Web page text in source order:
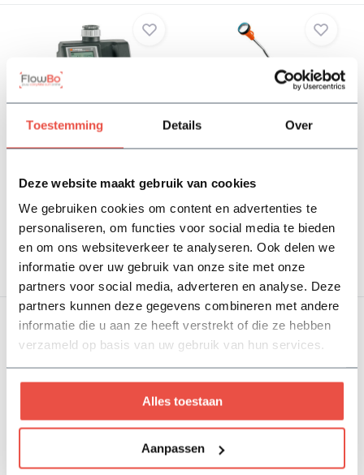
Toestemming Details Over
Deze website maakt gebruik van cookies
We gebruiken cookies om content en advertenties te
personaliseren, om functies voor social media te bieden
en om ons websiteverkeer te analyseren. Ook delen we
informatie over uw gebruik van onze site met onze
partners voor social media, adverteren en analyse. Deze
partners kunnen deze gegevens combineren met andere
informatie die u aan ze heeft verstrekt of die ze hebben
verzameld op basis van uw gebruik van hun services.
Alles toestaan
Aanpassen
Gardena
besproeiingscomputer
Op voorraad
158,60
Gardena classic broes
met verlengstuk
Op voorraad
35,10
Bekijken
Gardena classic
multifunctionele broes
Op voorraad
Gardena spuitpistool
premium
Op voorraad